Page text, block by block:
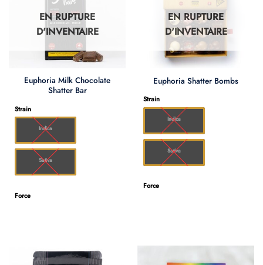
EN RUPTURE
D'INVENTAIRE
Euphoria Milk Chocolate
Shatter Bar
Strain
Indica
Sativa
Force
EN RUPTURE
D'INVENTAIRE
Euphoria Shatter Bombs
Strain
Indica
Sativa
Force